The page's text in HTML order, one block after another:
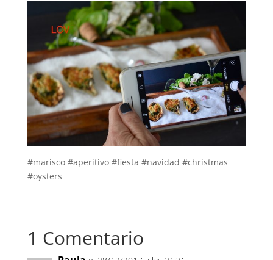
#marisco #aperitivo #fiesta #navidad #christmas
#oysters
1 Comentario